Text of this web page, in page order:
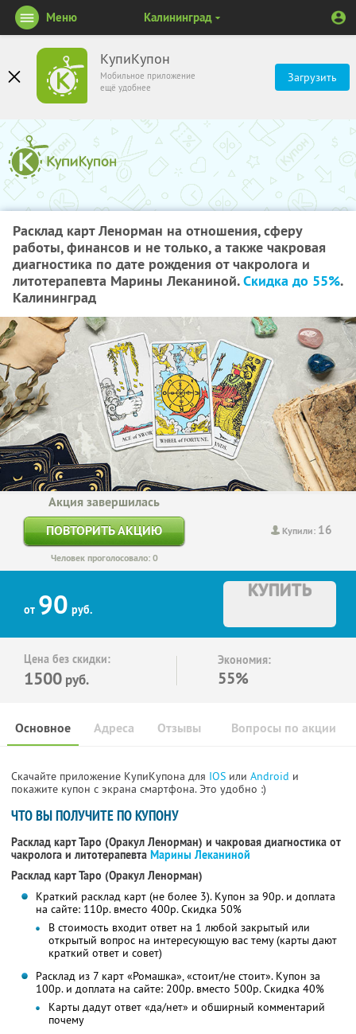
КупиКупон
Мобильное приложение
ещё удобнее
Загрузить
Меню Калининград
Расклад карт Ленорман на отношения, сферу
работы, финансов и не только, а также чакровая
диагностика по дате рождения от чакролога и
литотерапевта Марины Леканиной.Скидка до 55%.
Калининград
Купили: 16
Акция завершилась
ПОВТОРИТЬ АКЦИЮ
Человек проголосовало: 0
от 90 руб.
КУПИТЬ
Цена без скидки:
1500 руб.
Экономия:
55%
Основное Отзывы Вопросы по акции
Адреса
Скачайте приложение КупиКупона для IOS или Android и
покажите купон с экрана смартфона. Это удобно :)
ЧТО ВЫ ПОЛУЧИТЕ ПО КУПОНУ
Расклад карт Таро (Оракул Ленорман) и чакровая диагностика от
чакролога и литотерапевта Марины Леканиной
Расклад карт Таро (Оракул Ленорман)
Краткий расклад карт (не более 3). Купон за 90р. и доплата
на сайте: 110р. вместо 400р.Скидка 50%
В стоимость входит ответ на 1 любой закрытый или
открытый вопрос на интересующую вас тему (карты дают
краткий ответ и совет)
Расклад из 7 карт «Ромашка», «стоит/не стоит». Купон за
100р. и доплата на сайте: 200р. вместо 500р.Скидка 40%
Карты дадут ответ «да/нет» и обширный комментарий
почему